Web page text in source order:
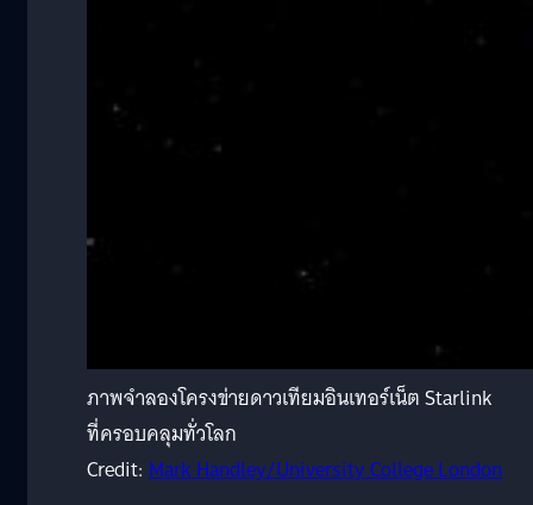
ภาพจำลองโครงข่ายดาวเทียมอินเทอร์เน็ต Starlink
ที่ครอบคลุมทั่วโลก
Credit: Mark Handley/University College London